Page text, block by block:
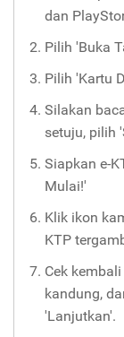
dan
Pilih 'Buka
Pilih 'Kartu
Silakan
setuju, pilih
Siapkan e-
Mulai!'
Klik ikon
KTP
Cek
kandung,
'Lanjutkan'.